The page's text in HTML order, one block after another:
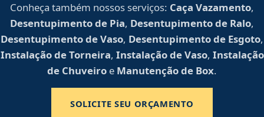
Conheça também nossos serviços: Caça Vazamento,
Desentupimento de Pia, Desentupimento de Ralo,
Desentupimento de Vaso, Desentupimento de Esgoto,
Instalação de Torneira, Instalação de Vaso, Instalação
de Chuveiro e Manutenção de Box.
SOLICITE SEU ORÇAMENTO